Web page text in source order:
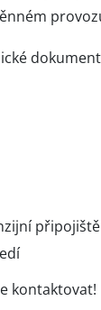
kontaktovat!